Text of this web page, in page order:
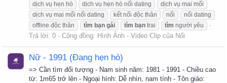
dịch vụ hẹn hò
dịch vụ hẹn hò nối dating
dịch vụ mai mối
dịch vụ mai mối nối dating
kết nối độc thân nối
nối dating
offline độc thân
tìm bạn gái tìm bạn trai tìm người yêu
Trả lời: 0 Cộng đồng: Hình Ảnh - Video Clip của Nối
Nữ - 1991 (Đang hẹn hò)
=> Cần tìm đối tượng - Nam sinh năm: 1981 - 1991 - Chiều cao
từ: 1m65 trở lên - Ngoại hình: Dễ nhìn, nam tính - Tôn giáo: